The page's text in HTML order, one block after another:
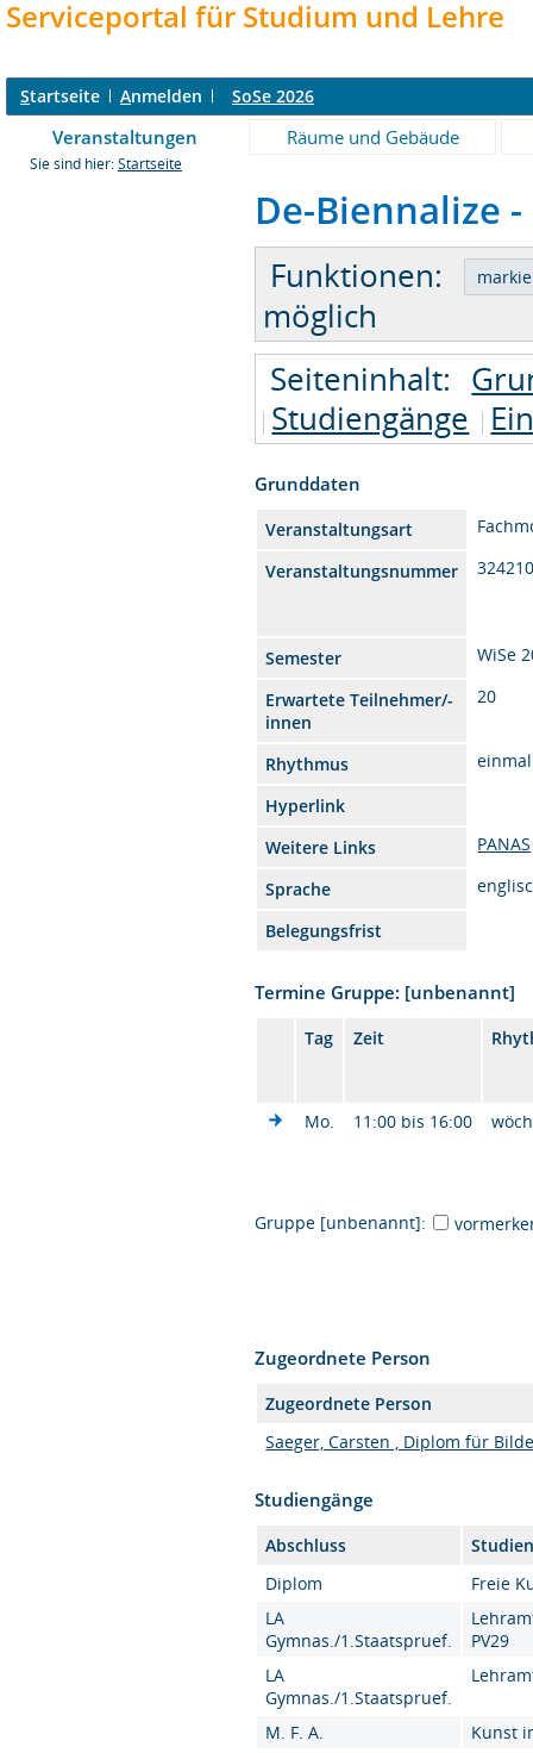
Serviceportal für Studium und Lehre
Startseite Anmelden SoSe 2026
Veranstaltungen Räume und Gebäude
Sie sind hier: Startseite
De-Biennalize
Funktionen:
möglich
Seiteninhalt:
Studiengänge
Grunddaten
Veranstaltungsart
Veranstaltungsnummer
Semester
WiSe
Erwartete Teilnehmer/-
innen
20
Rhythmus
Hyperlink
Weitere Links
PANAS
Sprache
Belegungsfrist
Termine Gruppe: [unbenannt]
Tag Zeit
Mo. 11:00 bis 16:00
Gruppe [unbenannt]:
Zugeordnete Person
Zugeordnete Person
Saeger, Carsten , Diplom für
Studiengänge
Abschluss
Diplom
Freie
LA
Gymnas./1.Staatspruef.
PV29
LA
Gymnas./1.Staatspruef.
M. F. A.
Kunst